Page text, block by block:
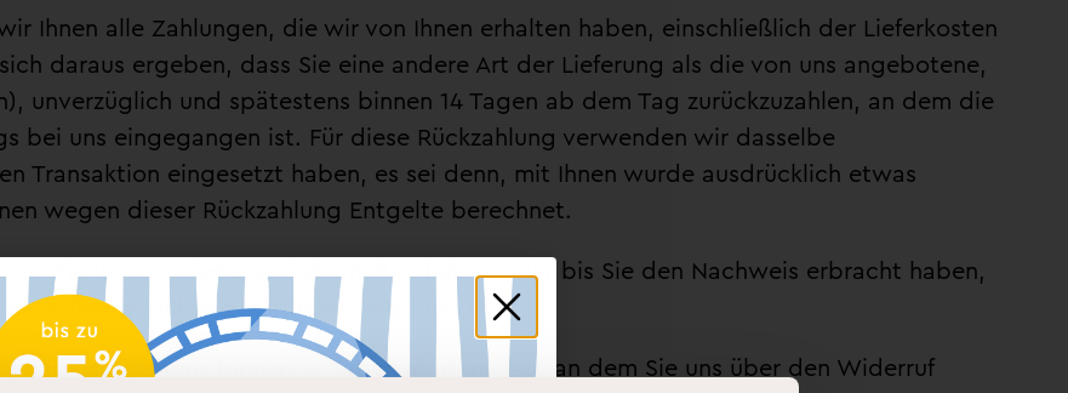
Ihnen alle Zahlungen, die wir von Ihnen erhalten haben, einschließlich der Lieferkosten
daraus ergeben, dass Sie eine andere Art der Lieferung als die von uns angebotene,
unverzüglich und spätestens binnen 14 Tagen ab dem Tag zurückzuzahlen, an dem die
bei uns eingegangen ist. Für diese Rückzahlung verwenden wir dasselbe
Transaktion eingesetzt haben, es sei denn, mit Ihnen wurde ausdrücklich etwas
wegen dieser Rückzahlung Entgelte berechnet.
die Waren wieder zurückerhalten haben oder bis Sie den Nachweis erbracht haben,
welches der frühere Zeitpunkt ist.
Fall spätestens binnen 14 Tagen ab dem Tag, an dem Sie uns über den Widerruf